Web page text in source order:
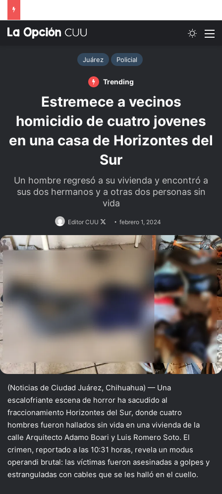
Juárez Policial
Trending
Estremece a vecinos
homicidio de cuatro jovenes
en una casa de Horizontes del
Sur
Un hombre regresó a su vivienda y encontró a
sus dos hermanos y a otras dos personas sin
vida
Editor CUU
Follow
on
X
febrero 1, 2024
(Noticias de Ciudad Juárez, Chihuahua) — Una
escalofriante escena de horror ha sacudido al
fraccionamiento Horizontes del Sur, donde cuatro
hombres fueron hallados sin vida en una vivienda de la
calle Arquitecto Adamo Boari y Luis Romero Soto. El
crimen, reportado a las 10:31 horas, revela un modus
operandi brutal: las víctimas fueron asesinadas a golpes y
estranguladas con cables que se les halló en el cuello.